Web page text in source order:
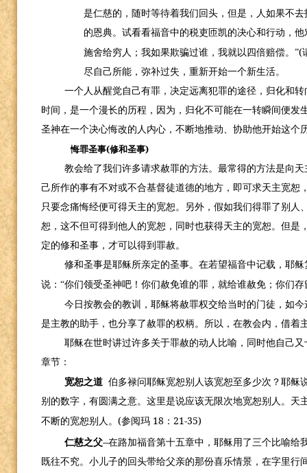
是仁慈的，随时等待着我们回头，但是，人如果不
的恩典。试看看福音中的税吏匝凯的决心和行动，
施舍给穷人；我如果欺骗过谁，我就以四倍赔偿。”(
尽自己所能，弥补过失，重新开始一个新生活。
一个人从醒觉自己有罪，决定远离犯罪的途径，归化和
时间，是一个漫长的历程，因为，归化不可能在一转瞬间便发
圣神在一个决心悔改的人内心，不断地推动、协助他开始这个
悔罪圣事(修和圣事)
教会给了我们许多请求赦罪的方法。最常得的方法是向
己所作的事有不对或不合基督徒道德的地方，即可求天主宽恕
只要念痛悔经便可得天主的宽恕。另外，假如我们得罪了别人
恕，这不但可得到他人的宽恕，同时也获得天主的宽恕。但是
定的修和圣事，才可以得到罪赦。
修和圣事是耶稣所亲定的圣事。在若望福音中记载，耶
说：“你们领受圣神吧！你们赦免谁的罪，就给谁赦免；你们
今日按教会的教训，耶稣将赦罪权交给当时的门徒，如
是主教的助手，也分享了赦罪的权柄。所以，在教会内，借着
耶稣在世时讲过许多关于罪赦的动人比喻，同时他自己
章节：
宽恕之道 伯多禄问耶稣宽恕别人该宽恕至多少次？耶稣
别的数字，有圆满之意。这里是说应该无限次地宽恕别人。天
不断的宽恕别人。(参阅玛 18 ： 21-35)
仁慈之父--在路加福音第十五章中，耶稣用了三个比喻给
既往不究。小儿子的回头带给父亲的那份喜乐情景，在字里行